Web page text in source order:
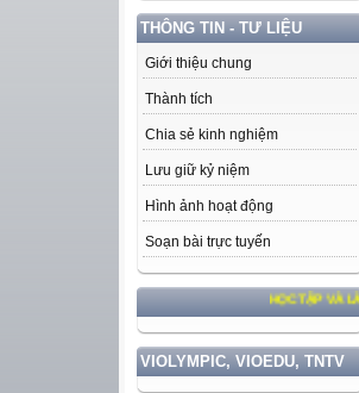
THÔNG TIN - TƯ LIỆU
Giới thiệu chung
Thành tích
Chia sẻ kinh nghiệm
Lưu giữ kỷ niệm
Hình ảnh hoạt động
Soạn bài trực tuyến
HỌC TẬP VÀ LÀM THEO
VIOLYMPIC, VIOEDU, TNTV